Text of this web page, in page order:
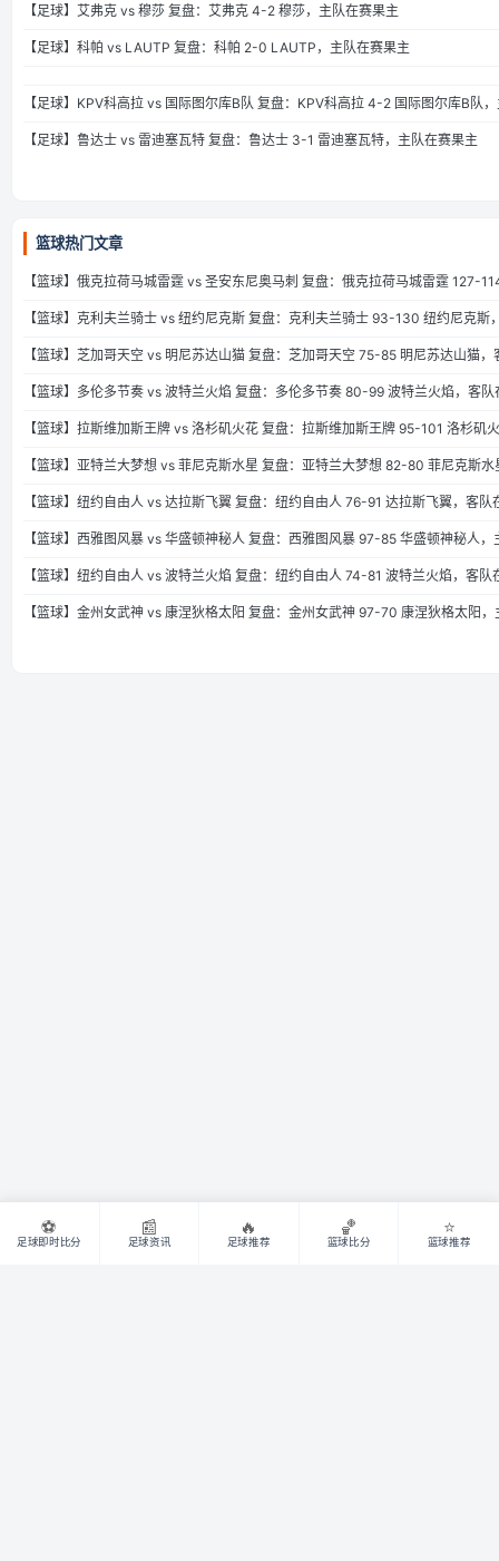
【足球】艾弗克 vs 穆莎 复盘：艾弗克 4-2 穆莎，主队在赛果主
【足球】科帕 vs LAUTP 复盘：科帕 2-0 LAUTP，主队在赛果主
【足球】KPV科高拉 vs 国际图尔库B队 复盘：KPV科高拉 4-2 国际图尔库B队
【足球】鲁达士 vs 雷迪塞瓦特 复盘：鲁达士 3-1 雷迪塞瓦特，主队在赛果主
篮球热门文章
【篮球】俄克拉荷马城雷霆 vs 圣安东尼奥马刺 复盘：俄克拉荷马城雷霆 127-
【篮球】克利夫兰骑士 vs 纽约尼克斯 复盘：克利夫兰骑士 93-130 纽约尼克斯
【篮球】芝加哥天空 vs 明尼苏达山猫 复盘：芝加哥天空 75-85 明尼苏达山猫
【篮球】多伦多节奏 vs 波特兰火焰 复盘：多伦多节奏 80-99 波特兰火焰，客
【篮球】拉斯维加斯王牌 vs 洛杉矶火花 复盘：拉斯维加斯王牌 95-101 洛杉矶
【篮球】亚特兰大梦想 vs 菲尼克斯水星 复盘：亚特兰大梦想 82-80 菲尼克斯
【篮球】纽约自由人 vs 达拉斯飞翼 复盘：纽约自由人 76-91 达拉斯飞翼，客队
【篮球】西雅图风暴 vs 华盛顿神秘人 复盘：西雅图风暴 97-85 华盛顿神秘人
【篮球】纽约自由人 vs 波特兰火焰 复盘：纽约自由人 74-81 波特兰火焰，客队
【篮球】金州女武神 vs 康涅狄格太阳 复盘：金州女武神 97-70 康涅狄格太阳
⚽
足球即时比分
📰
足球资讯
🔥
足球推荐
🏀
篮球比分
⭐
篮球推荐
足球比分